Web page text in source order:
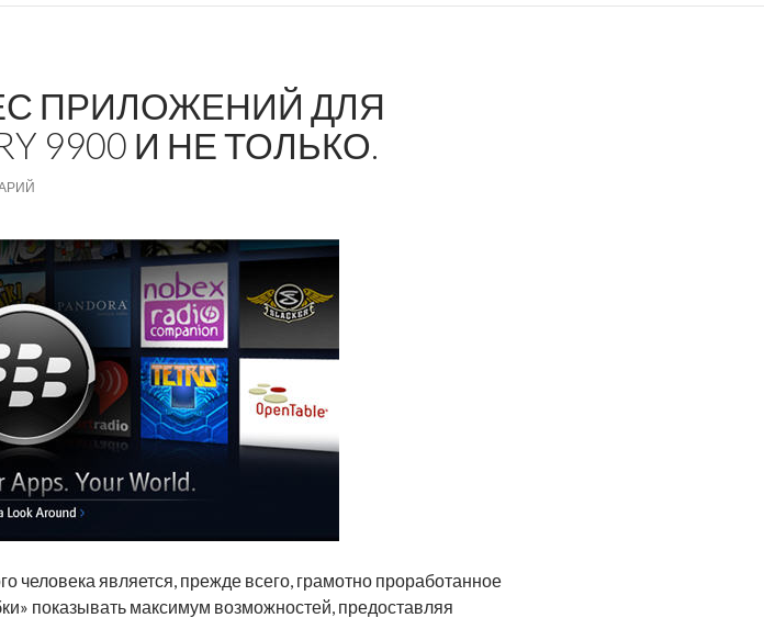
ПРИЛОЖЕНИЙ ДЛЯ
9900 И НЕ ТОЛЬКО.
человека является, прежде всего, грамотно проработанное
показывать максимум возможностей, предоставляя